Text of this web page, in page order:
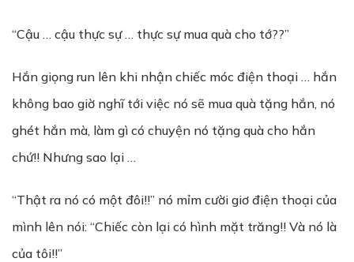
“Cậu … cậu thực sự … thực sự mua quà cho tớ??”
Hắn giọng run lên khi nhận chiếc móc điện thoại … hắn
không bao giờ nghĩ tới việc nó sẽ mua quà tặng hắn, nó
ghét hắn mà, làm gì có chuyện nó tặng quà cho hắn
chứ!! Nhưng sao lại …
“Thật ra nó có một đôi!!” nó mỉm cười giơ điện thoại của
mình lên nói: “Chiếc còn lại có hình mặt trăng!! Và nó là
của tôi!!”